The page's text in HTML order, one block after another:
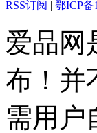
RSS订阅 | 鄂ICP备
爱品网
布！并
需用户